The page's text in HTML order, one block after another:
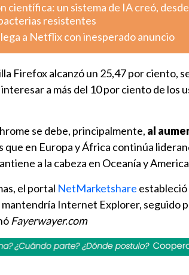
científica: un sistema de IA creó,
resistentes
a Netflix con inesperado anuncio
Firefox alcanzó un 25,47 por ciento,
a más del 10 por ciento de los
se debe, principalmente, al
que en Europa y África continúa
a la cabeza en Oceanía y
el portal NetMarketshare
mantendría Internet Explorer, seguido
Fayerwayer.com